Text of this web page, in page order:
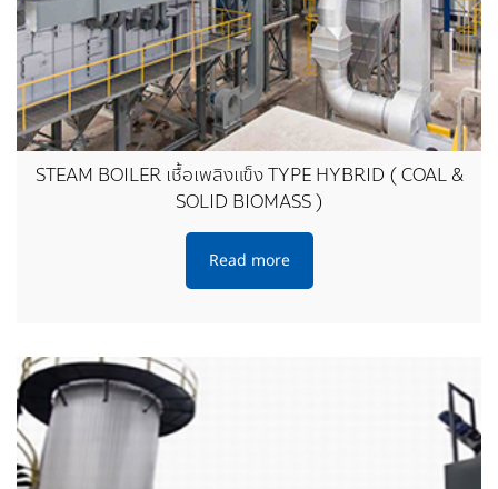
STEAM BOILER เชื้อเพลิงแข็ง TYPE HYBRID ( COAL &
SOLID BIOMASS )
Read more